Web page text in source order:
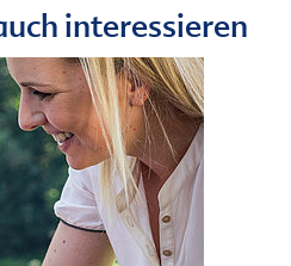
interessieren